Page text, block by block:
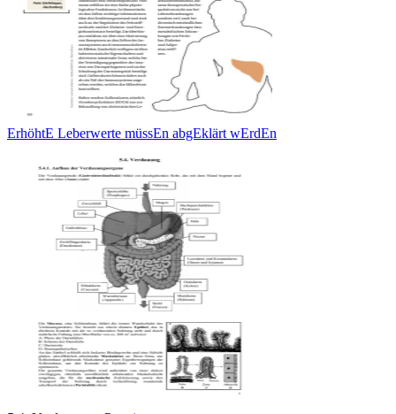
ErhöhtE Leberwerte müssEn abgEklärt wErdEn